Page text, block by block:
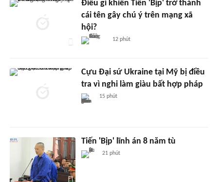
Điều gì khiến Tiến 'Bịp' trở thành
cái tên gây chú ý trên mạng xã
hội?
12 phút
Cựu Đại sứ Ukraine tại Mỹ bị điều
tra vì nghi làm giàu bất hợp pháp
15 phút
Tiến 'Bịp' lĩnh án 8 năm tù
21 phút